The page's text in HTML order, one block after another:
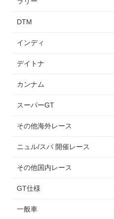
DTM
インディ
デイトナ
カンナム
スーパーGT
その他海外レース
ニュル/スパ 開催レース
その他国内レース
GT仕様
一般車